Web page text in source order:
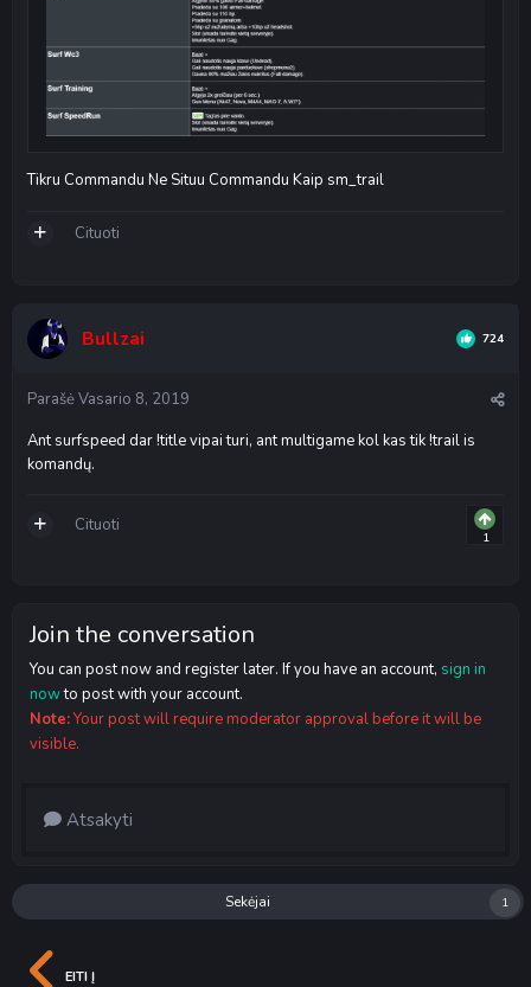
Tikru Commandu Ne Situu Commandu Kaip sm_trail
Cituoti
Bullzai 724
ParašėVasario 8, 2019
Ant surfspeed dar !title vipai turi, ant multigame kol kas tik !trail is
komandų.
1
Cituoti
Join the conversation
You can post now and register later. If you have an account, sign in
nowto post with your account.
Note:Your post will require moderator approval before it will be
visible.
Atsakyti
Sekėjai 1
EITI Į